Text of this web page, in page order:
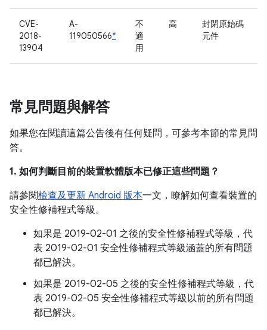
CVE-
2018-
13904
A-
119050566*
不
適
用
高
封閉原始碼
元件
常見問題與解答
如果您在閱讀這篇公告後有任何疑問，可參考本節的常見問
答。
1. 如何判斷目前的裝置軟體版本已修正這些問題？
請參閱檢查及更新 Android 版本一文，瞭解如何查看裝置的
安全性修補程式等級。
如果是 2019-02-01 之後的安全性修補程式等級，代
表 2019-02-01 安全性修補程式等級涵蓋的所有問題
都已解決。
如果是 2019-02-05 之後的安全性修補程式等級，代
表 2019-02-05 安全性修補程式等級以前的所有問題
都已解決。